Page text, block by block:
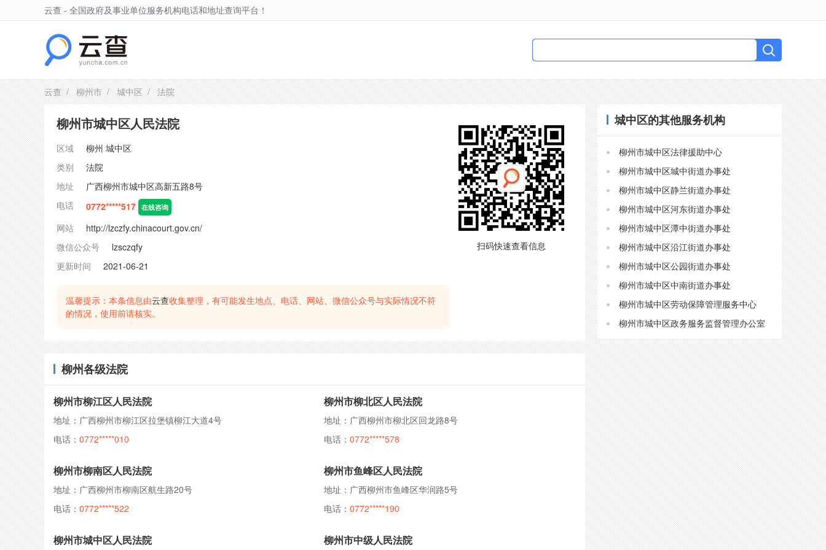
云查 - 全国政府及事业单位服务机构电话和地址查询平台！
云查/柳州市/城中区/ 法院
柳州市城中区人民法院
区域 柳州 城中区
类别
法院
地址
广西柳州市城中区高新五路8号
电话
0772*****517 在线咨询
网站
http://lzczfy.chinacourt.gov.cn/
微信公众号
lzsczqfy
更新时间
2021-06-21
温馨提示：本条信息由云查收集整理，有可能发生地点、电话、网站、微信公众号与实际情况不符
的情况，使用前请核实。
扫码快速查看信息
柳州各级法院
柳州市柳江区人民法院
地址：广西柳州市柳江区拉堡镇柳江大道4号
电话： 0772*****010
柳州市柳北区人民法院
地址：广西柳州市柳北区回龙路8号
电话： 0772*****578
柳州市柳南区人民法院
地址：广西柳州市柳南区航生路20号
电话： 0772*****522
柳州市鱼峰区人民法院
地址：广西柳州市鱼峰区华润路5号
电话： 0772*****190
柳州市城中区人民法院 柳州市中级人民法院
城中区的其他服务机构
柳州市城中区法律援助中心
柳州市城中区城中街道办事处
柳州市城中区静兰街道办事处
柳州市城中区河东街道办事处
柳州市城中区潭中街道办事处
柳州市城中区沿江街道办事处
柳州市城中区公园街道办事处
柳州市城中区中南街道办事处
柳州市城中区劳动保障管理服务中心
柳州市城中区政务服务监督管理办公室